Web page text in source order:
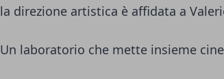
la direzione artistica è affidata a
Un laboratorio che mette insieme